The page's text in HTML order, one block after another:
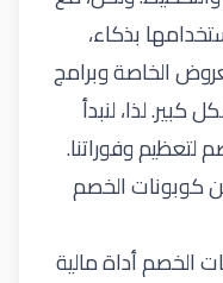
بذكاء،
الخاصة وبرامج
كبير. لذا، لنبدأ
لتعظيم وفوراتنا.
كوبونات الخصم
الخصم أداة مالية